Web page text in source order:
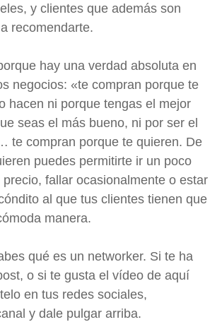
y clientes que además son
recomendarte.
hay una verdad absoluta en
negocios: «te compran porque te
hacen ni porque tengas el mejor
seas el más bueno, ni por ser el
te compran porque te quieren. De
puedes permitirte ir un poco
fallar ocasionalmente o estar
al que tus clientes tienen que
manera.
qué es un networker. Si te ha
o si te gusta el vídeo de aquí
en tus redes sociales,
y dale pulgar arriba.